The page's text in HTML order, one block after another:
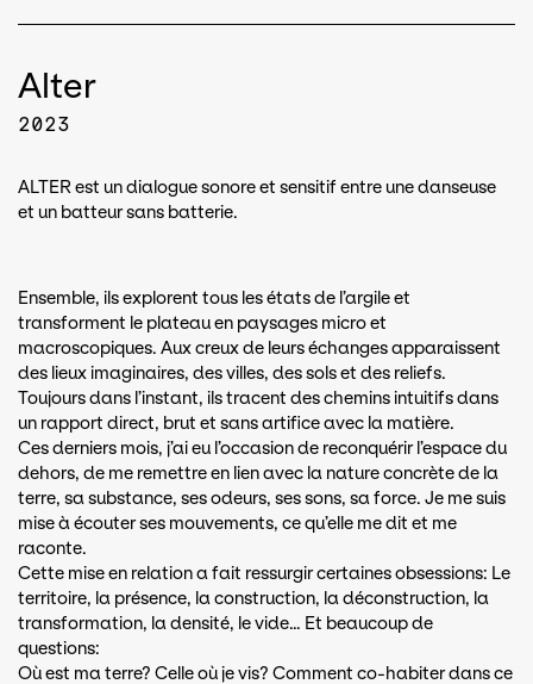
Alter
2023
ALTER est un dialogue sonore et sensitif entre une danseuse
et un batteur sans batterie.
Ensemble, ils explorent tous les états de l’argile et
transforment le plateau en paysages micro et
macroscopiques. Aux creux de leurs échanges apparaissent
des lieux imaginaires, des villes, des sols et des reliefs.
Toujours dans l’instant, ils tracent des chemins intuitifs dans
un rapport direct, brut et sans artifice avec la matière.
Ces derniers mois, j’ai eu l’occasion de reconquérir l’espace du
dehors, de me remettre en lien avec la nature concrète de la
terre, sa substance, ses odeurs, ses sons, sa force. Je me suis
mise à écouter ses mouvements, ce qu’elle me dit et me
raconte.
Cette mise en relation a fait ressurgir certaines obsessions: Le
territoire, la présence, la construction, la déconstruction, la
transformation, la densité, le vide… Et beaucoup de
questions:
Où est ma terre? Celle où je vis? Comment co-habiter dans ce